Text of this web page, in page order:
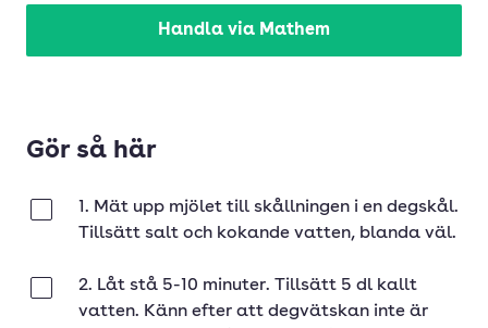
Handla via Mathem
Gör så här
1. Mät upp mjölet till skållningen i en degskål.
Tillsätt salt och kokande vatten, blanda väl.
2. Låt stå 5-10 minuter. Tillsätt 5 dl kallt
vatten. Känn efter att degvätskan inte är